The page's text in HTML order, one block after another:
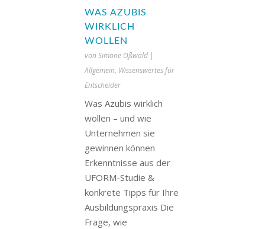
WAS AZUBIS
WIRKLICH
WOLLEN
von Simone Oßwald|
Allgemein, Wissenswertes für
Entscheider
Was Azubis wirklich
wollen – und wie
Unternehmen sie
gewinnen können
Erkenntnisse aus der
UFORM-Studie &
konkrete Tipps für Ihre
Ausbildungspraxis Die
Frage, wie